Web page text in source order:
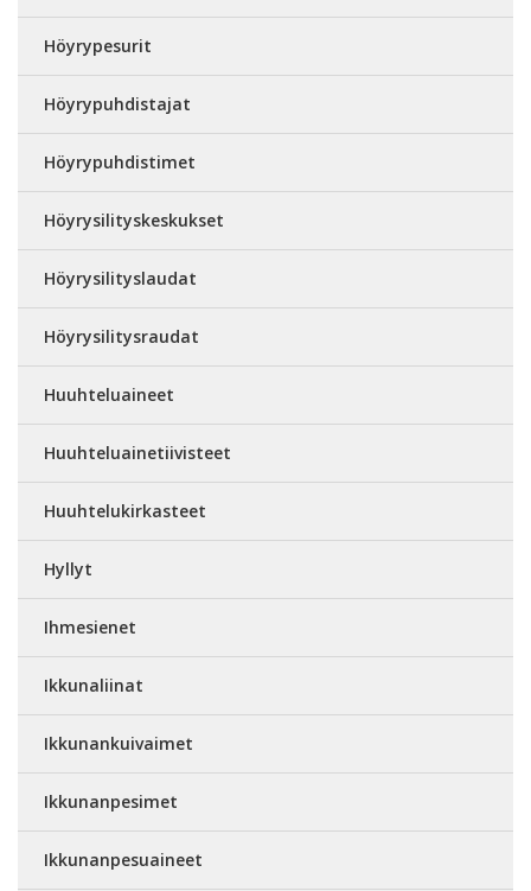
Höyrypesurit
Höyrypuhdistajat
Höyrypuhdistimet
Höyrysilityskeskukset
Höyrysilityslaudat
Höyrysilitysraudat
Huuhteluaineet
Huuhteluainetiivisteet
Huuhtelukirkasteet
Hyllyt
Ihmesienet
Ikkunaliinat
Ikkunankuivaimet
Ikkunanpesimet
Ikkunanpesuaineet